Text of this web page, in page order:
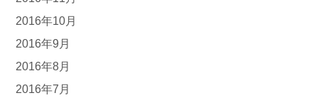
2016年10月
2016年9月
2016年8月
2016年7月